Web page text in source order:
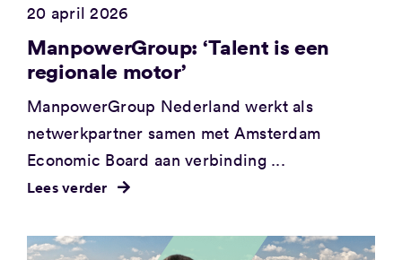
20 april 2026
ManpowerGroup: ‘Talent is een
regionale motor’
ManpowerGroup Nederland werkt als
netwerkpartner samen met Amsterdam
Economic Board aan verbinding ...
Lees verder